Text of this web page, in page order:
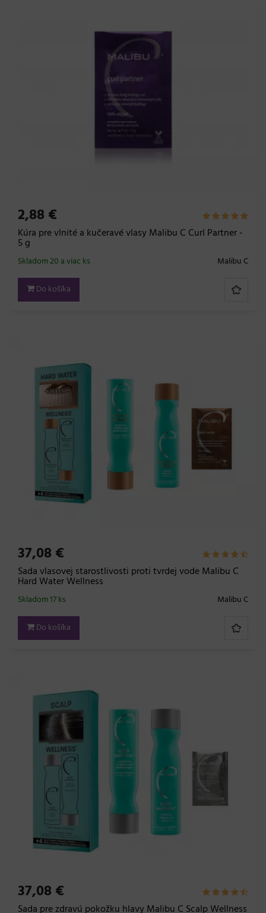
2,88 €
Kúra pre vlnité a kučeravé vlasy Malibu C Curl Partner -
5 g
Malibu C
Skladom 20 a viac ks
Do košíka
37,08 €
Sada vlasovej starostlivosti proti tvrdej vode Malibu C
Hard Water Wellness
Malibu C
Skladom 17 ks
Do košíka
37,08 €
Sada pre zdravú pokožku hlavy Malibu C Scalp Wellness